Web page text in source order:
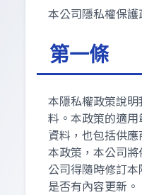
本公司隱私權保護
第一條
本隱私權政策說
料。本政策的適
資料，也包括供
本政策，本公司
公司得隨時修訂
是否有內容更新。